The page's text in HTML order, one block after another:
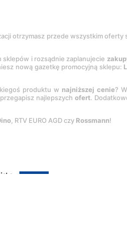
otrzymasz przede wszystkim oferty
sklepów i rozsądnie zaplanujecie
nową gazetkę promocyjną sklepu:
produktu w najniższej cenie?
najlepszychofert.
, RTV EURO AGD czy Rossmann!